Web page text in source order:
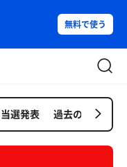
無料で使う
当選発表 過去の抽選会